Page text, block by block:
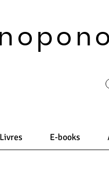
Livres E-books